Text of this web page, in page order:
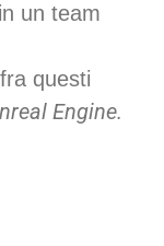
un team
questi
Engine.